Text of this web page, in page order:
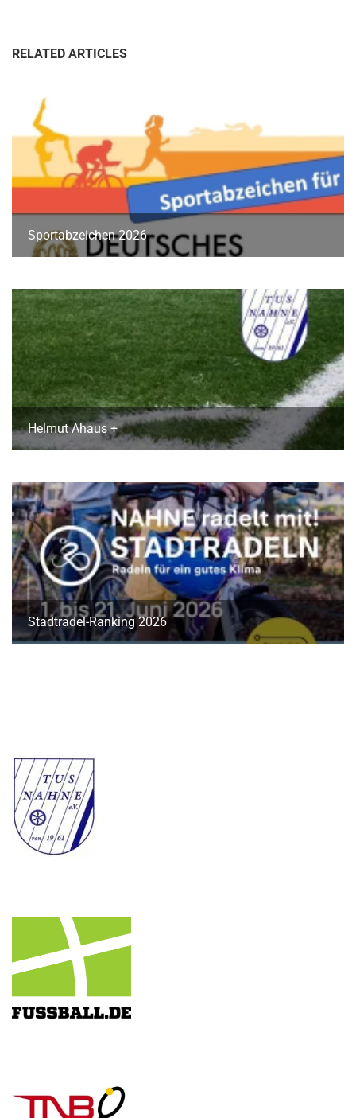
RELATED ARTICLES
Sportabzeichen 2026
Helmut Ahaus +
Stadtradel-Ranking 2026